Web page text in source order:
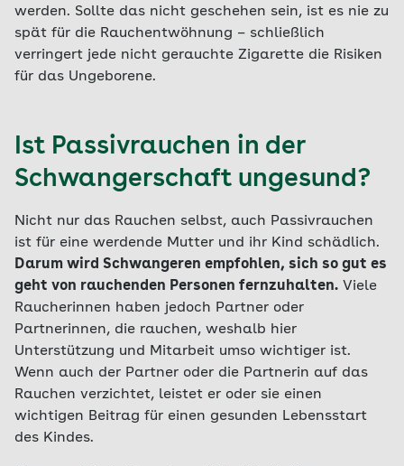
werden. Sollte das nicht geschehen sein, ist es nie zu
spät für die Rauchentwöhnung – schließlich
verringert jede nicht gerauchte Zigarette die Risiken
für das Ungeborene.
Ist Passivrauchen in der
Schwangerschaft ungesund?
Nicht nur das Rauchen selbst, auch Passivrauchen
ist für eine werdende Mutter und ihr Kind schädlich.
Darum wird Schwangeren empfohlen, sich so gut es
geht von rauchenden Personen fernzuhalten. Viele
Raucherinnen haben jedoch Partner oder
Partnerinnen, die rauchen, weshalb hier
Unterstützung und Mitarbeit umso wichtiger ist.
Wenn auch der Partner oder die Partnerin auf das
Rauchen verzichtet, leistet er oder sie einen
wichtigen Beitrag für einen gesunden Lebensstart
des Kindes.